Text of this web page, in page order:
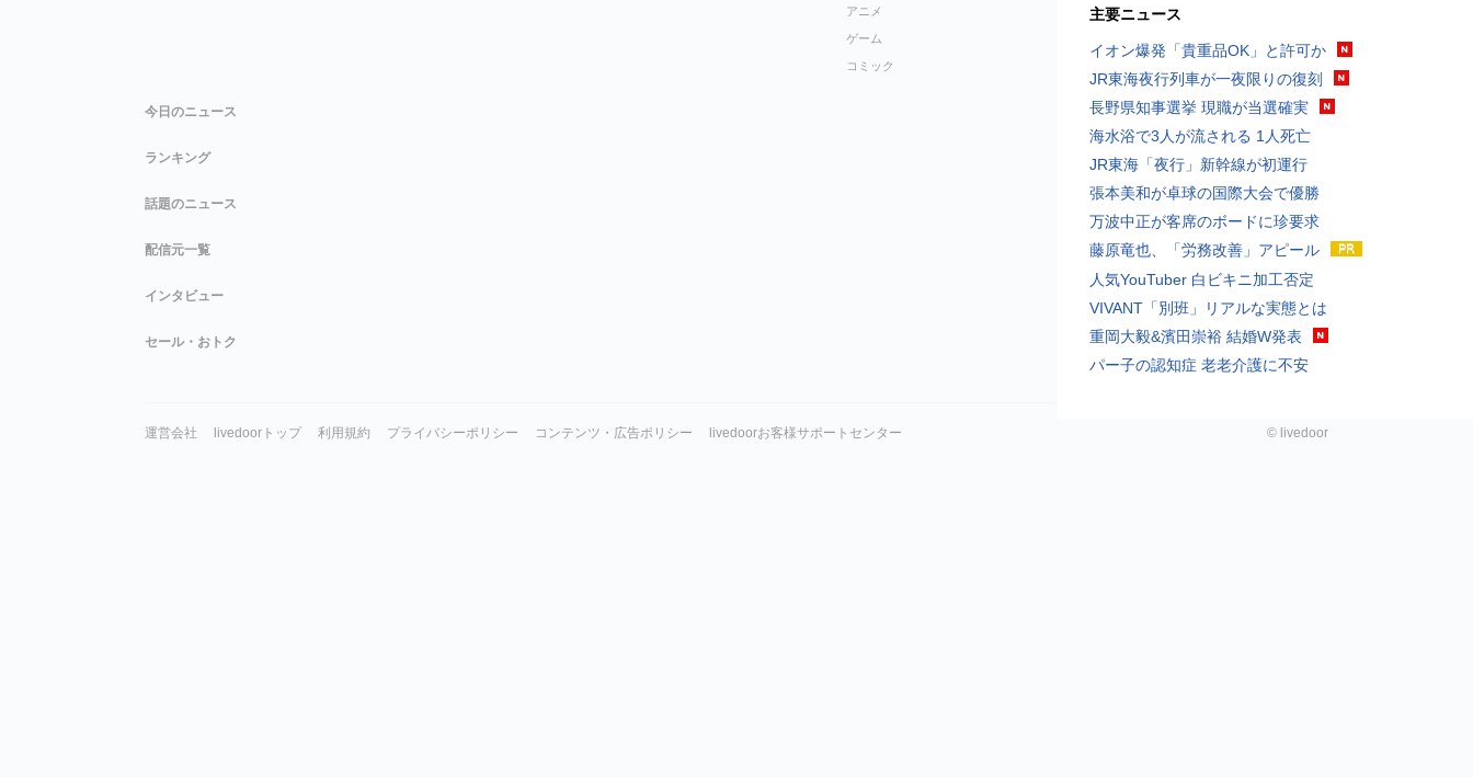
主要ニュース
イオン爆発「貴重品OK」と許可か
JR東海夜行列車が一夜限りの復刻
長野県知事選挙 現職が当選確実
海水浴で3人が流される 1人死亡
JR東海「夜行」新幹線が初運行
張本美和が卓球の国際大会で優勝
万波中正が客席のボードに珍要求
藤原竜也、「労務改善」アピール
人気YouTuber 白ビキニ加工否定
VIVANT「別班」リアルな実態とは
重岡大毅&濱田崇裕 結婚W発表
パー子の認知症 老老介護に不安
アニメ
ゲーム
コミック
今日のニュース
ランキング
話題のニュース
配信元一覧
インタビュー
セール・おトク
運営会社 livedoorトップ 利用規約 プライバシーポリシー コンテンツ・広告ポリシー livedoorお客様サポートセンター © livedoor